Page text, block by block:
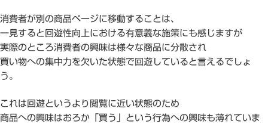
消費者が別の商品ページに移動することは、
一見すると回遊性向上における有意義な施策にも感じますが
実際のところ消費者の興味は様々な商品に分散され
買い物への集中力を欠いた状態で回遊していると言えるでしょ
う。
これは回遊というより閲覧に近い状態のため
商品への興味はおろか「買う」という行為への興味も薄れていま